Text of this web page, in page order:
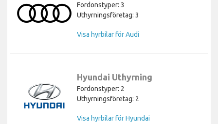
Fordonstyper: 3
Uthyrningsföretag: 3
Visa hyrbilar för Audi
Hyundai Uthyrning
Fordonstyper: 2
Uthyrningsföretag: 2
Visa hyrbilar för Hyundai